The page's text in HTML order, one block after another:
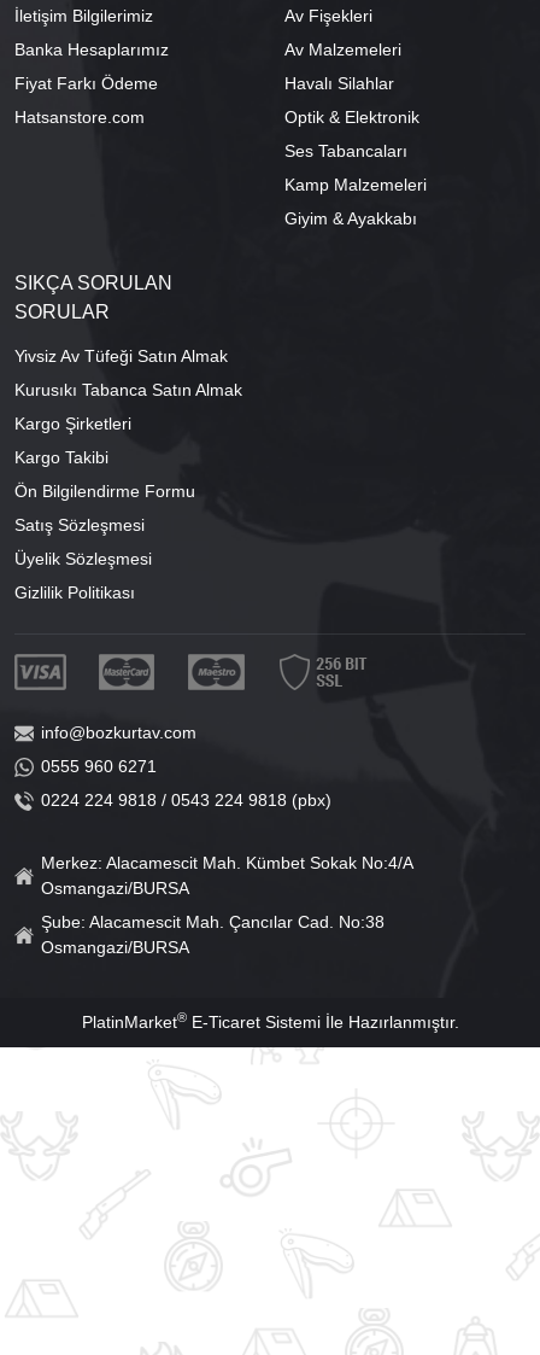
İletişim Bilgilerimiz
Banka Hesaplarımız
Fiyat Farkı Ödeme
Hatsanstore.com
Av Fişekleri
Av Malzemeleri
Havalı Silahlar
Optik & Elektronik
Ses Tabancaları
Kamp Malzemeleri
Giyim & Ayakkabı
SIKÇA SORULAN
SORULAR
Yivsiz Av Tüfeği Satın Almak
Kurusıkı Tabanca Satın Almak
Kargo Şirketleri
Kargo Takibi
Ön Bilgilendirme Formu
Satış Sözleşmesi
Üyelik Sözleşmesi
Gizlilik Politikası
info@bozkurtav.com
0555 960 6271
0224 224 9818 / 0543 224 9818 (pbx)
Merkez: Alacamescit Mah. Kümbet Sokak No:4/A
Osmangazi/BURSA
Şube: Alacamescit Mah. Çancılar Cad. No:38
Osmangazi/BURSA
PlatinMarket®E-Ticaret Sistemiİle Hazırlanmıştır.